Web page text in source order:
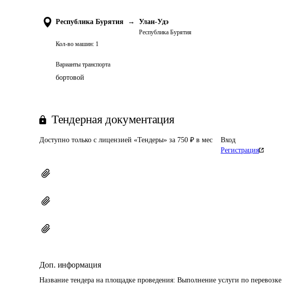
Республика Бурятия → Улан-Удэ
Республика Бурятия
Кол-во машин: 1
Варианты транспорта
бортовой
Тендерная документация
Доступно только с лицензией «Тендеры» за 750 ₽ в мес
Вход
Регистрация
Доп. информация
Название тендера на площадке проведения: Выполнение услуги по